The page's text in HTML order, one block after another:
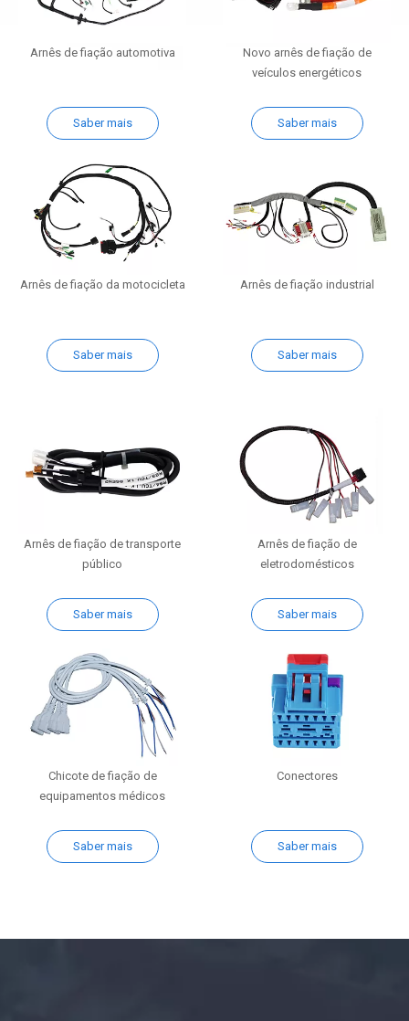
Arnês de fiação automotiva
Saber mais
Novo arnês de fiação de
veículos energéticos
Saber mais
Arnês de fiação da motocicleta
Saber mais
Arnês de fiação industrial
Saber mais
Arnês de fiação de transporte
público
Saber mais
Arnês de fiação de
eletrodomésticos
Saber mais
Chicote de fiação de
equipamentos médicos
Saber mais
Conectores
Saber mais